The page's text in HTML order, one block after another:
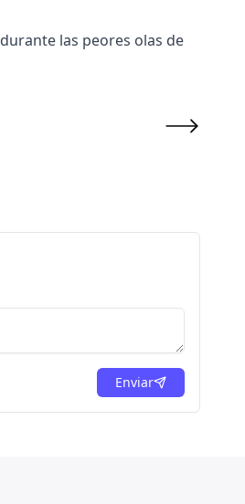
durante las peores olas de
Enviar